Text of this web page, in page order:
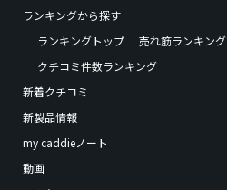
ランキングから探す
ランキングトップ
売れ筋ランキング
クチコミ件数ランキング
新着クチコミ
新製品情報
my caddieノート
動画